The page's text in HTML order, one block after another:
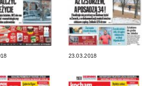
23.03.2018